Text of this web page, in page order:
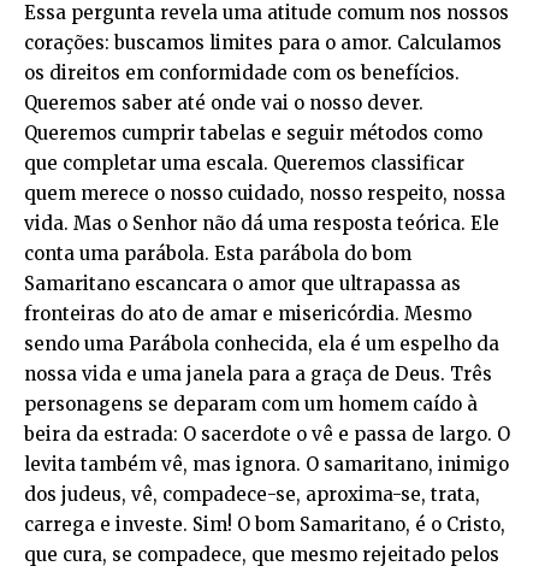
Essa pergunta revela uma atitude comum nos nossos
corações: buscamos limites para o amor. Calculamos
os direitos em conformidade com os benefícios.
Queremos saber até onde vai o nosso dever.
Queremos cumprir tabelas e seguir métodos como
que completar uma escala. Queremos classificar
quem merece o nosso cuidado, nosso respeito, nossa
vida. Mas o Senhor não dá uma resposta teórica. Ele
conta uma parábola. Esta parábola do bom
Samaritano escancara o amor que ultrapassa as
fronteiras do ato de amar e misericórdia. Mesmo
sendo uma Parábola conhecida, ela é um espelho da
nossa vida e uma janela para a graça de Deus. Três
personagens se deparam com um homem caído à
beira da estrada: O sacerdote o vê e passa de largo. O
levita também vê, mas ignora. O samaritano, inimigo
dos judeus, vê, compadece-se, aproxima-se, trata,
carrega e investe. Sim! O bom Samaritano, é o Cristo,
que cura, se compadece, que mesmo rejeitado pelos